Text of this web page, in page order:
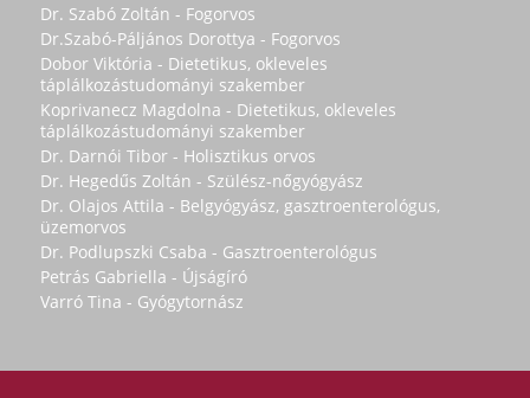
Dr. Szabó Zoltán - Fogorvos
Dr.Szabó-Páljános Dorottya - Fogorvos
Dobor Viktória - Dietetikus, okleveles
táplálkozástudományi szakember
Koprivanecz Magdolna - Dietetikus, okleveles
táplálkozástudományi szakember
Dr. Darnói Tibor - Holisztikus orvos
Dr. Hegedűs Zoltán - Szülész-nőgyógyász
Dr. Olajos Attila - Belgyógyász, gasztroenterológus,
üzemorvos
Dr. Podlupszki Csaba - Gasztroenterológus
Petrás Gabriella - Újságíró
Varró Tina - Gyógytornász